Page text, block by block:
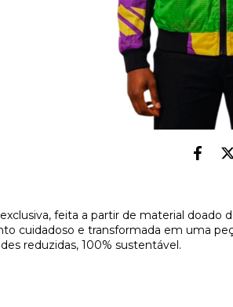
feita a partir de material doado
cuidadoso e transformada em uma
reduzidas, 100% sustentável.